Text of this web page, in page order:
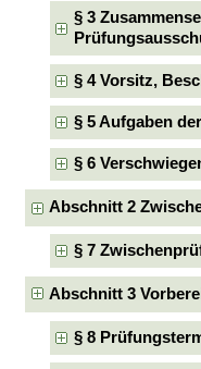
§ 3
§ 4 Vorsitz,
§ 5 Aufgaben
§ 6
Abschnitt 2
§ 7
Abschnitt 3
§ 8